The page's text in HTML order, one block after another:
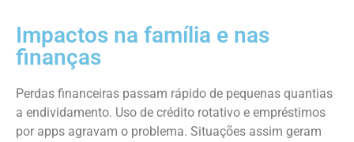
Impactos na família e nas
finanças
Perdas financeiras passam rápido de pequenas quantias
a endividamento. Uso de crédito rotativo e empréstimos
por apps agravam o problema. Situações assim geram